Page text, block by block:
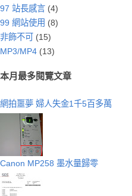
97 站長感言 (4)
99 網站使用 (8)
非飾不可
(15)
MP3/MP4 (13)
本月最多閱覽文章
網拍噩夢 婦人失金1千5百多萬
Canon MP258 墨水量歸零